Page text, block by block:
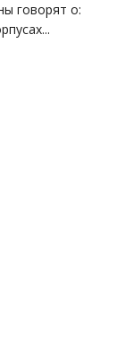
говорят о: